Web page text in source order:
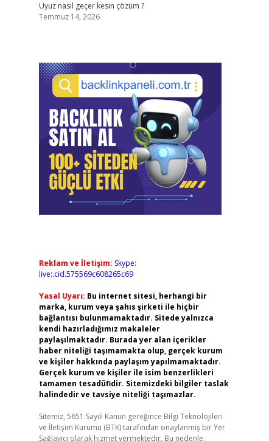
Uyuz nasıl geçer kesin çözüm ?
Temmuz 14, 2026
Reklam ve İletişim: Skype:
live:.cid.575569c608265c69
Yasal Uyarı: Bu internet sitesi, herhangi bir
marka, kurum veya şahıs şirketi ile hiçbir
bağlantısı bulunmamaktadır. Sitede yalnızca
kendi hazırladığımız makaleler
paylaşılmaktadır. Burada yer alan içerikler
haber niteliği taşımamakta olup, gerçek kurum
ve kişiler hakkında paylaşım yapılmamaktadır.
Gerçek kurum ve kişiler ile isim benzerlikleri
tamamen tesadüfidir. Sitemizdeki bilgiler taslak
halindedir ve tavsiye niteliği taşımazlar.
Sitemiz, 5651 Sayılı Kanun gereğince Bilgi Teknolojileri
ve İletişim Kurumu (BTK) tarafından onaylanmış bir Yer
Sağlayıcı olarak hizmet vermektedir. Bu nedenle,